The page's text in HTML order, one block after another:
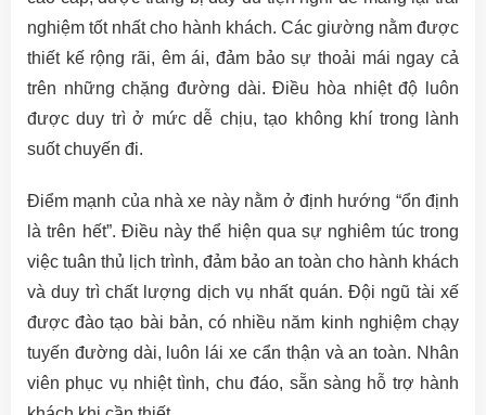
nghiệm tốt nhất cho hành khách. Các giường nằm được
thiết kế rộng rãi, êm ái, đảm bảo sự thoải mái ngay cả
trên những chặng đường dài. Điều hòa nhiệt độ luôn
được duy trì ở mức dễ chịu, tạo không khí trong lành
suốt chuyến đi.
Điểm mạnh của nhà xe này nằm ở định hướng “ổn định
là trên hết”. Điều này thể hiện qua sự nghiêm túc trong
việc tuân thủ lịch trình, đảm bảo an toàn cho hành khách
và duy trì chất lượng dịch vụ nhất quán. Đội ngũ tài xế
được đào tạo bài bản, có nhiều năm kinh nghiệm chạy
tuyến đường dài, luôn lái xe cẩn thận và an toàn. Nhân
viên phục vụ nhiệt tình, chu đáo, sẵn sàng hỗ trợ hành